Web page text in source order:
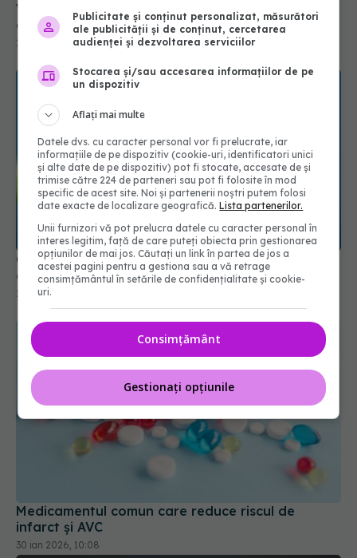
Varice tratate fără durere? O nouă tehnologie
este la un pas de aprobarea FDA
13 mai 2026, 22:53
Ce trebuie să știi despre medicamentele pentru
acidul gastric. Legătura cu C. Difficile
25 mai 2026, 10:40
Medicamentul comun care reduce riscul de
infarct și AVC
30 ian 2026, 10:08
Publicitate și conținut personalizat, măsurători
ale publicității și de conținut, cercetarea
audienței și dezvoltarea serviciilor
Stocarea și/sau accesarea informațiilor de pe
un dispozitiv
Aflați mai multe
Datele dvs. cu caracter personal vor fi prelucrate, iar
informațiile de pe dispozitiv (cookie-uri, identificatori unici
și alte date de pe dispozitiv) pot fi stocate, accesate de și
trimise către 224 de parteneri sau pot fi folosite în mod
specific de acest site. Noi și partenerii noștri putem folosi
date exacte de localizare geografică.Lista partenerilor.
Unii furnizori vă pot prelucra datele cu caracter personal în
interes legitim, față de care puteți obiecta prin gestionarea
opțiunilor de mai jos. Căutați un link în partea de jos a
acestei pagini pentru a gestiona sau a vă retrage
consimțământul în setările de confidențialitate și cookie-
uri.
Consimțământ
Gestionați opțiunile